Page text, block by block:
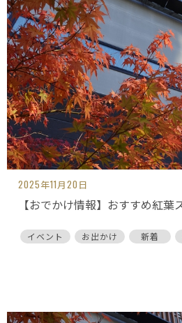
2025年11月20日
【おでかけ情報】おすすめ紅葉
イベント お出かけ 新着